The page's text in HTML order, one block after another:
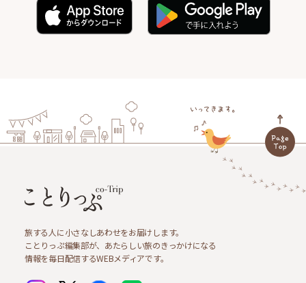
旅する人に小さなしあわせをお届けします。
ことりっぷ編集部が、あたらしい旅のきっかけになる
情報を毎日配信するWEBメディアです。